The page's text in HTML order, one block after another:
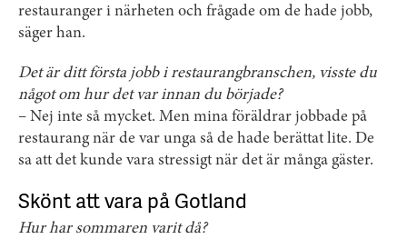
restauranger i närheten och frågade om de hade jobb,
säger han.
Det är ditt första jobb i restaurangbranschen, visste du
något om hur det var innan du började?
– Nej inte så mycket. Men mina föräldrar jobbade på
restaurang när de var unga så de hade berättat lite. De
sa att det kunde vara stressigt när det är många gäster.
Skönt att vara på Gotland
Hur har sommaren varit då?